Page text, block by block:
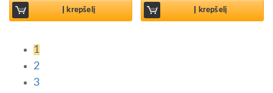
Į krepšelį Į krepšelį
1
2
3